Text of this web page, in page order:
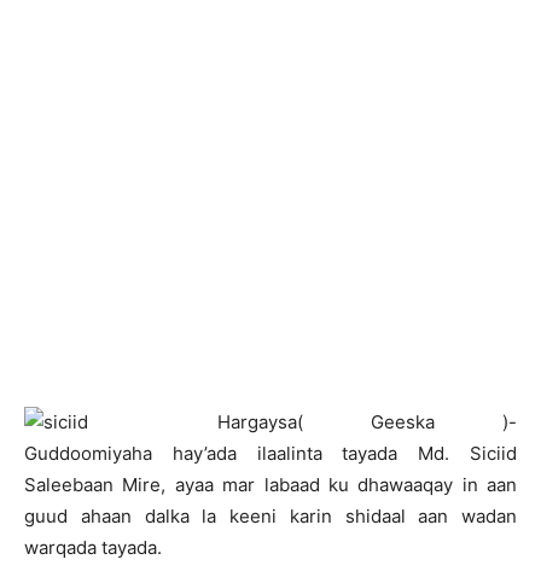
Hargaysa( Geeska )-
Guddoomiyaha hay’ada ilaalinta tayada Md. Siciid
Saleebaan Mire, ayaa mar labaad ku dhawaaqay in aan
guud ahaan dalka la keeni karin shidaal aan wadan
warqada tayada.